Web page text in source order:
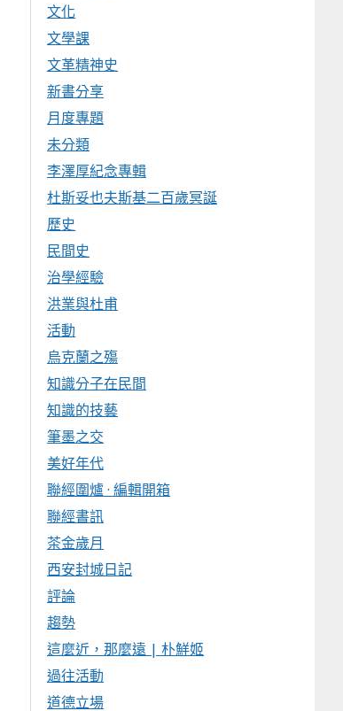
文化
文學課
文革精神史
新書分享
月度專題
未分類
李澤厚紀念專輯
杜斯妥也夫斯基二百歲冥誕
歷史
民間史
治學經驗
洪業與杜甫
活動
烏克蘭之殤
知識分子在民間
知識的技藝
筆墨之交
美好年代
聯經圍爐 · 編輯開箱
聯經書訊
茶金歲月
西安封城日記
評論
趨勢
這麼近，那麼遠 | 朴鮮姬
過往活動
道德立場